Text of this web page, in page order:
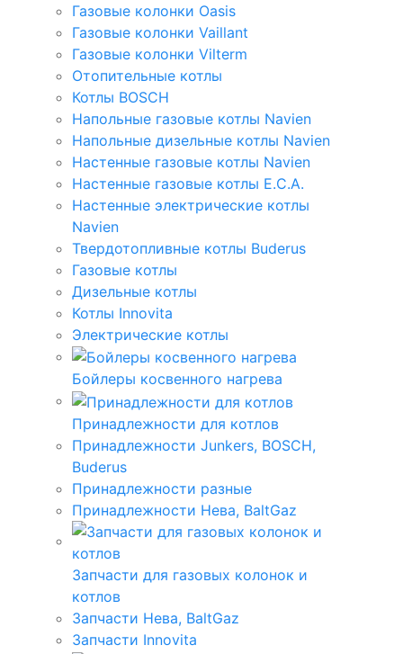
Газовые колонки Oasis
Газовые колонки Vaillant
Газовые колонки Vilterm
Отопительные котлы
Котлы BOSCH
Напольные газовые котлы Navien
Напольные дизельные котлы Navien
Настенные газовые котлы Navien
Настенные газовые котлы E.C.A.
Настенные электрические котлы
Navien
Твердотопливные котлы Buderus
Газовые котлы
Дизельные котлы
Котлы Innovita
Электрические котлы
Бойлеры косвенного нагрева
Принадлежности для котлов
Принадлежности Junkers, BOSCH,
Buderus
Принадлежности разные
Принадлежности Нева, BaltGaz
Запчасти для газовых колонок и
котлов
Запчасти Нева, BaltGaz
Запчасти Innovita